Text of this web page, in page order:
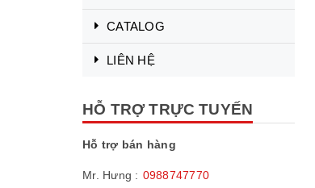
CATALOG
LIÊN HỆ
HỖ TRỢ TRỰC TUYẾN
Hỗ trợ bán hàng
Mr. Hưng : 0988747770